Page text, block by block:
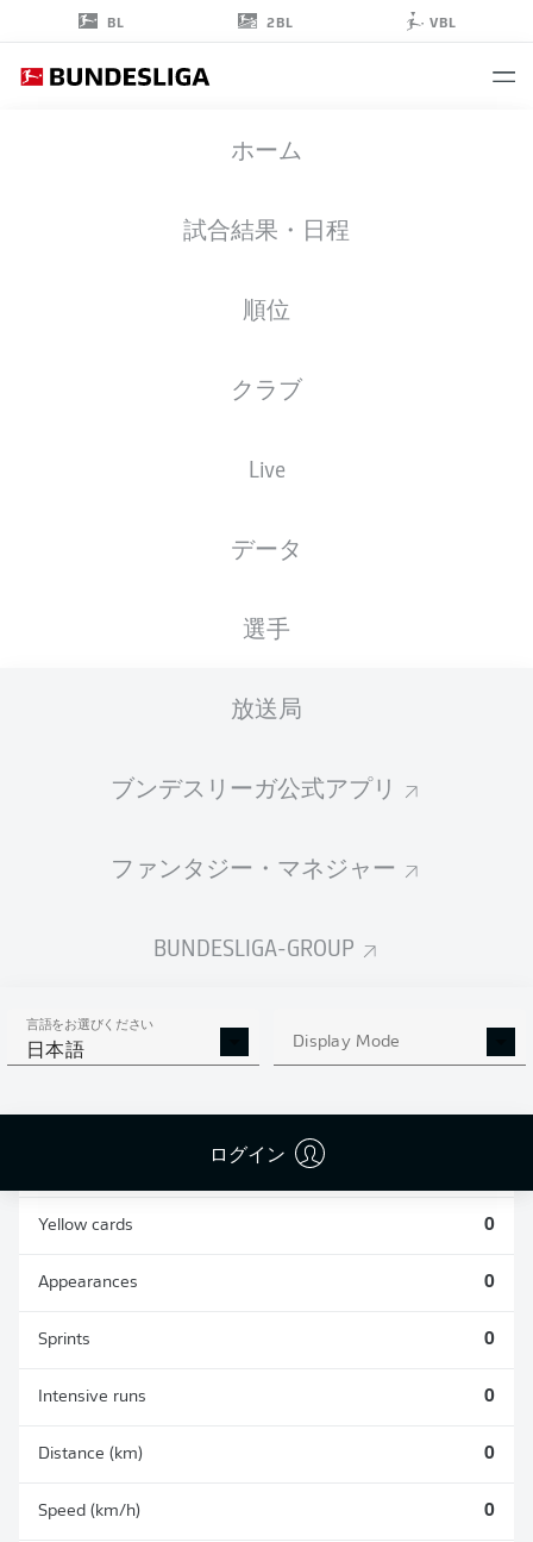
BL 2BL VBL
ホーム
試合結果・日程
順位
クラブ
Live
データ
選手
放送局
ブンデスリーガ公式アプリ
ファンタジー・マネジャー
BUNDESLIGA-GROUP
言語をお選びください
日本語 Display Mode
ログイン
25.02.2003
2026/2027
統計 シーズン 2026/2027
AERIAL DUELS
WON
Yellow cards 0
Appearances 0
Sprints 0
Intensive runs 0
Distance (km) 0
Speed (km/h) 0